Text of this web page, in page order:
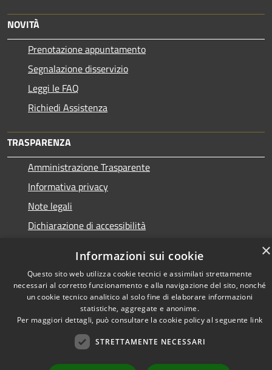
NOVITÀ
Prenotazione appuntamento
Segnalazione disservizio
Leggi le FAQ
Richiedi Assistenza
TRASPARENZA
Amministrazione Trasparente
Informativa privacy
Note legali
Dichiarazione di accessibilità
RSS
Accessibility
Privacy
Copyright © 2026 • Town of •
Powered byMunicipium•
Admin access
×
Informazioni sui cookie
Questo sito web utilizza cookie tecnici e assimilati strettamente
necessari al corretto funzionamento e alla navigazione del sito, nonché
un cookie tecnico analitico al solo fine di elaborare informazioni
statistiche, aggregate e anonime.
Per maggiori dettagli, può consultare la cookie policy al seguente link
STRETTAMENTE NECESSARI